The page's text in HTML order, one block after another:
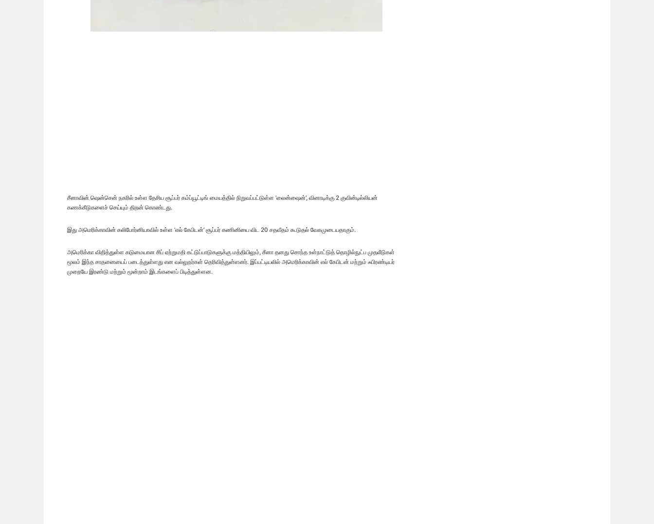
சீனாவின் ஷென்சென் நகரில் உள்ள தேசிய சூப்பர் கம்ப்யூட்டிங் மையத்தில் நிறுவப்பட்டுள்ள ‘லைன்ஷைன்’, வினாடிக்கு 2 குவின்டில்லியன்
கணக்கீடுகளைச் செய்யும் திறன் கொண்டது.
இது அமெரிக்காவின் கலிபோர்னியாவில் உள்ள ‘எல் கேபிடன்’ சூப்பர் கணினியை விட 20 சதவீதம் கூடுதல் வேகமுடையதாகும்.
அமெரிக்கா விதித்துள்ள கடுமையான சிப் ஏற்றுமதி கட்டுப்பாடுகளுக்கு மத்தியிலும், சீனா தனது சொந்த உள்நாட்டுத் தொழில்நுட்ப முதலீடுகள்
மூலம் இந்த சாதனையைப் படைத்துள்ளது என வல்லுநர்கள் தெரிவித்துள்ளனர். இப்பட்டியலில் அமெரிக்காவின் எல் கேபிடன் மற்றும் ஃபிரண்டியர்
முறையே இரண்டு மற்றும் மூன்றாம் இடங்களைப் பிடித்துள்ளன.